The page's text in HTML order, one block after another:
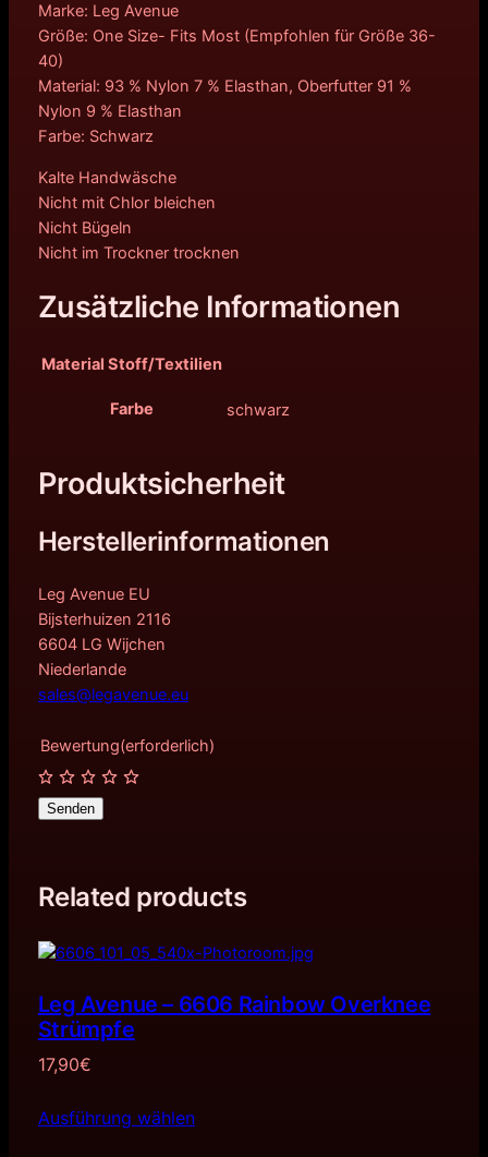
Marke: Leg Avenue
Größe: One Size- Fits Most (Empfohlen für Größe 36-
40)
Material: 93 % Nylon 7 % Elasthan, Oberfutter 91 %
Nylon 9 % Elasthan
Farbe: Schwarz
Kalte Handwäsche
Nicht mit Chlor bleichen
Nicht Bügeln
Nicht im Trockner trocknen
Zusätzliche Informationen
Material Stoff/Textilien
Farbe schwarz
Produktsicherheit
Herstellerinformationen
Leg Avenue EU
Bijsterhuizen 2116
6604 LG Wijchen
Niederlande
sales@legavenue.eu
Bewertung(erforderlich)
Senden
Related products
Leg Avenue – 6606 Rainbow Overknee
Strümpfe
17,90€
Ausführung wählen